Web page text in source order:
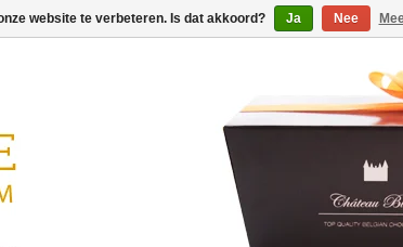
website te verbeteren. Is dat akkoord? Ja Nee